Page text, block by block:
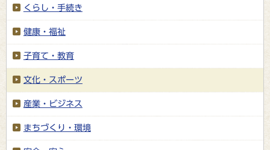
くらし・手続き
健康・福祉
子育て・教育
文化・スポーツ
産業・ビジネス
まちづくり・環境